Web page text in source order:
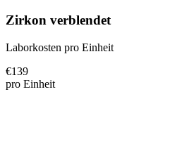
Zirkon verblendet
Laborkosten pro Einheit
€139
pro Einheit